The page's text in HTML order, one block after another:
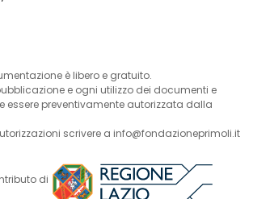
è libero e gratuito.
e ogni utilizzo dei documenti e
essere preventivamente autorizzata dalla
scrivere a info@fondazioneprimoli.it
di